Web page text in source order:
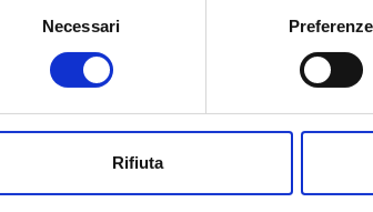
raccogliere informazioni sulla tua
digitali).
o ritirare il tuo consenso in qualsiasi
Necessari Preferenze
Rifiuta